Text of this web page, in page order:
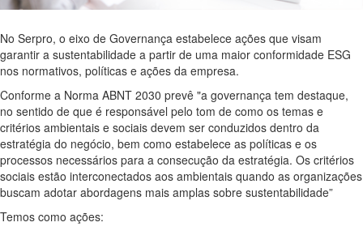
No Serpro, o eixo de Governança estabelece ações que visam
garantir a sustentabilidade a partir de uma maior conformidade ESG
nos normativos, políticas e ações da empresa.
Conforme a Norma ABNT 2030 prevê "a governança tem destaque,
no sentido de que é responsável pelo tom de como os temas e
critérios ambientais e sociais devem ser conduzidos dentro da
estratégia do negócio, bem como estabelece as políticas e os
processos necessários para a consecução da estratégia. Os critérios
sociais estão interconectados aos ambientais quando as organizações
buscam adotar abordagens mais amplas sobre sustentabilidade”
Temos como ações: